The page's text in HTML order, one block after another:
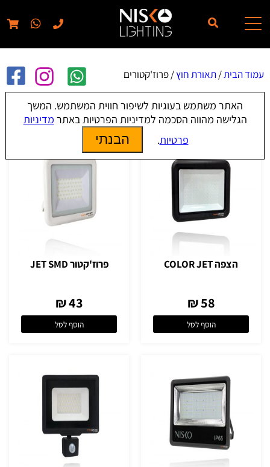
עמוד הבית/תאורת חוץ/ פרוז'קטורים
פרוז'קטורים
הצפה COLOR JET
58 ₪
הוסף לסל
פרוז'קטור JET SMD
43 ₪
הוסף לסל
האתר משתמש בעוגיות לשיפור חווית המשתמש. המשך
הגלישה מהווה הסכמה למדיניות הפרטיות באתר מדיניות
פרטיות. הבנתי